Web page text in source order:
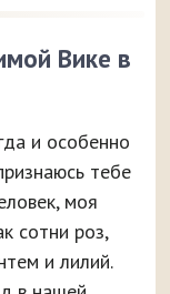
Вике в
и особенно
тебе
моя
сотни роз,
и лилий.